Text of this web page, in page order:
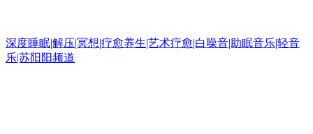
深度睡眠|解压|冥想|疗愈养生|艺术疗愈|白噪音|助眠音乐|轻音
乐|苏阳阳频道